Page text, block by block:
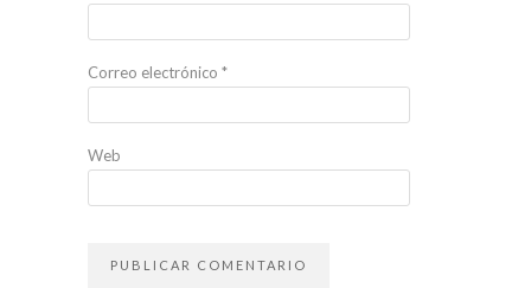
Correo electrónico *
Web